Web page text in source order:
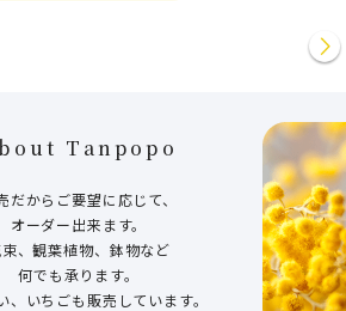
Tanpopo
だからご要望に応じて、
オーダー出来ます。
、観葉植物、鉢物など
何でも承ります。
、いちごも販売しています。